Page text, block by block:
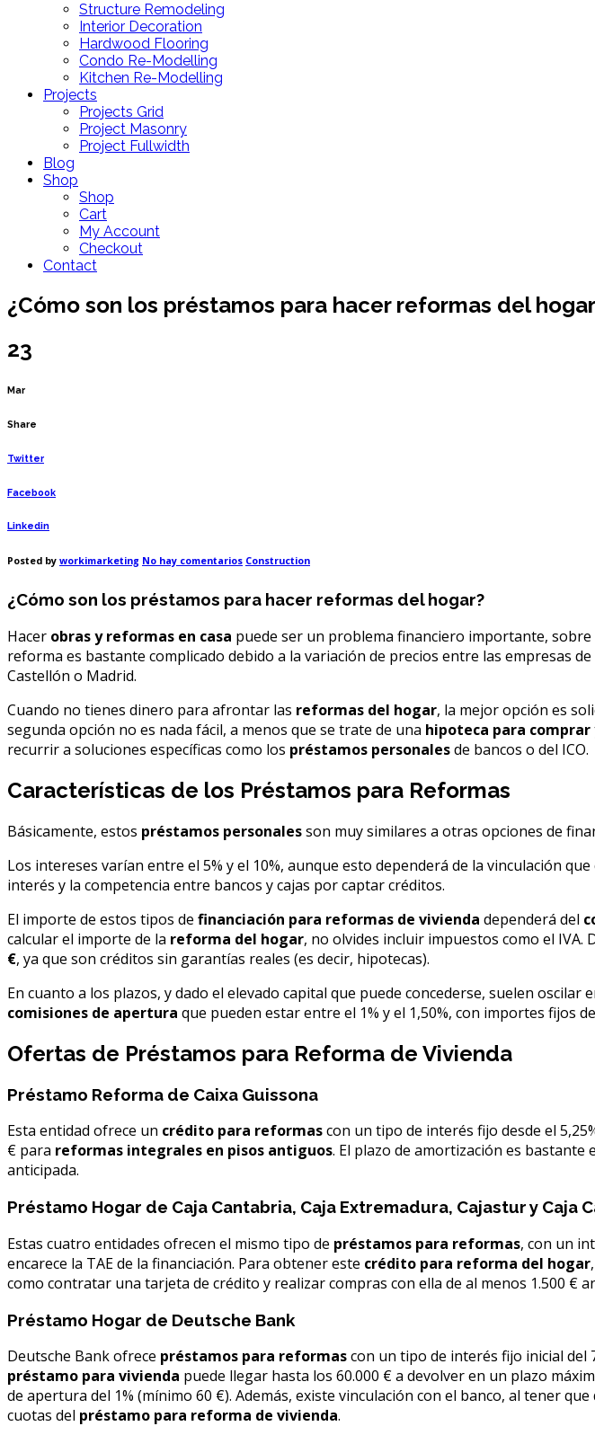
Structure Remodeling
Interior Decoration
Hardwood Flooring
Condo Re-Modelling
Kitchen Re-Modelling
Projects
Projects Grid
Project Masonry
Project Fullwidth
Blog
Shop
Shop
Cart
My Account
Checkout
Contact
¿Cómo son los préstamos para hacer reformas del
23
Mar
Share
Twitter
Facebook
Linkedin
Posted by workimarketing No hay comentariosen
los
hacer
reformas
del
Construction
¿Cómo son los préstamos para hacer reformas del hogar?
Hacer obras y reformas en casa puede ser un problema financiero importante, sobre
reforma es bastante complicado debido a la variación de precios entre las empresas
Castellón o Madrid.
Cuando no tienes dinero para afrontar las reformas del hogar, la mejor opción es
segunda opción no es nada fácil, a menos que se trate de una hipoteca para
recurrir a soluciones específicas como los préstamos personalesde bancos o del ICO.
Características de los Préstamos para Reformas
Básicamente, estos préstamos personalesson muy similares a otras opciones de
Los intereses varían entre el 5% y el 10%, aunque esto dependerá de la vinculación
interés y la competencia entre bancos y cajas por captar créditos.
El importe de estos tipos de financiación para reformas de vivienda dependerá del
calcular el importe de la reforma del hogar, no olvides incluir impuestos como el IVA.
€, ya que son créditos sin garantías reales (es decir, hipotecas).
En cuanto a los plazos, y dado el elevado capital que puede concederse, suelen
comisiones de apertura que pueden estar entre el 1% y el 1,50%, con importes fijos
Ofertas de Préstamos para Reforma de Vivienda
Préstamo Reforma de Caixa Guissona
Esta entidad ofrece un crédito para reformascon un tipo de interés fijo desde el
€ para reformas integrales en pisos antiguos. El plazo de amortización es
anticipada.
Préstamo Hogar de Caja Cantabria, Caja Extremadura, Cajastur y Caja
Estas cuatro entidades ofrecen el mismo tipo de préstamos para reformas, con un
encarece la TAE de la financiación. Para obtener este crédito para reforma del hogar
como contratar una tarjeta de crédito y realizar compras con ella de al menos 1.500 €
Préstamo Hogar de Deutsche Bank
Deutsche Bank ofrece préstamos para reformascon un tipo de interés fijo inicial del
préstamo para vivienda puede llegar hasta los 60.000 € a devolver en un plazo
de apertura del 1% (mínimo 60 €). Además, existe vinculación con el banco, al tener
cuotas del préstamo para reforma de vivienda.